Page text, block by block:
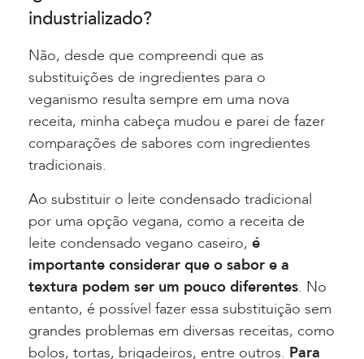
industrializado?
Não, desde que compreendi que as
substituições de ingredientes para o
veganismo resulta sempre em uma nova
receita, minha cabeça mudou e parei de fazer
comparações de sabores com ingredientes
tradicionais.
Ao substituir o leite condensado tradicional
por uma opção vegana, como a receita de
leite condensado vegano caseiro, é
importante considerar que o sabor e a
textura podem ser um pouco diferentes. No
entanto, é possível fazer essa substituição sem
grandes problemas em diversas receitas, como
bolos, tortas, brigadeiros, entre outros. Para